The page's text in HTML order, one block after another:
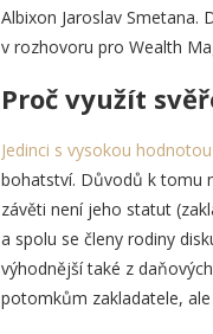
Albixon Jaroslav Smetana.
v rozhovoru pro Wealth
Proč využít
Jedinci s vysokou
bohatství. Důvodů k tomu
závěti není jeho statut
a spolu se členy rodiny
výhodnější také z
potomkům zakladatele,